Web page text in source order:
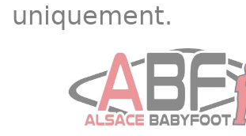
uniquement.